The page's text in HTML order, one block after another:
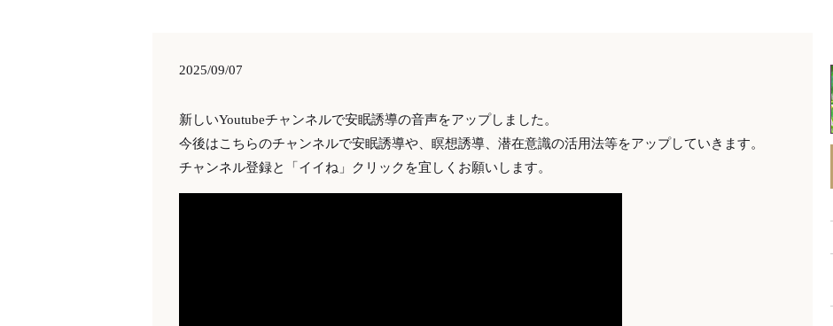
2025/09/07
新しいYoutubeチャンネルで安眠誘導の音声をアップしました。
今後はこちらのチャンネルで安眠誘導や、瞑想誘導、潜在意識の活用法等をアップしていきます。
チャンネル登録と「イイね」クリックを宜しくお願いします。